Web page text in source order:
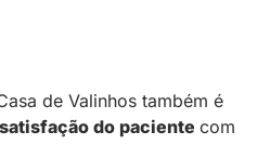
de Valinhos também é
satisfação do paciente com